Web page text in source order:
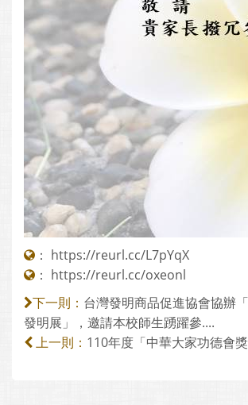
： https://reurl.cc/L7pYqX
： https://reurl.cc/oxeonl
下一則： 台灣發明商品促進協會協辦
發明展」，邀請本校師生踴躍參....
上一則： 110年度「中華大家功德會獎